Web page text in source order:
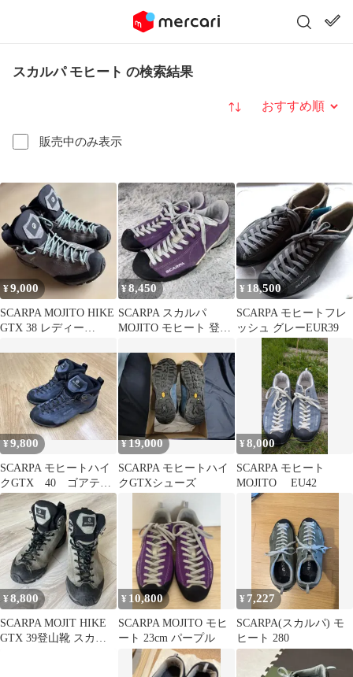
スカルパ モヒート の検索結果
販売中のみ表示
並び替え
¥9,000
SCARPA MOJITO HIKE
GTX 38 レディー
¥8,450
SCARPA スカルパ
MOJITO モヒート 登山
EU38
¥ 18,500
SCARPA モヒートフレ
ッシュ グレーEUR39
¥9,800
SCARPA モヒートハイ
クGTX 40 ゴアテッ
クス スカルパ 富士
登山等！
¥19,000
SCARPA モヒートハイ
クGTXシューズ
¥8,000
SCARPA モヒート
MOJITO EU42
¥8,800
SCARPA MOJIT HIKE
GTX 39登山靴 スカル
¥ 10,800
SCARPA MOJITO モヒ
ート 23cm パープル
¥ 7,227
SCARPA(スカルパ) モ
ヒート 280